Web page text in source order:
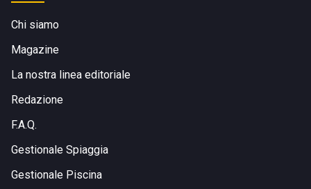
Chi siamo
Magazine
La nostra linea editoriale
Redazione
F.A.Q.
Gestionale Spiaggia
Gestionale Piscina